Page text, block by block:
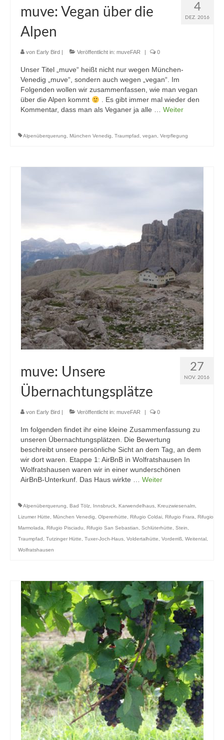
4
DEZ. 2016
muve: Vegan über die
Alpen
von Early Bird Veröffentlicht in: muveFAR 0
Unser Titel „muve“ heißt nicht nur wegen München-
Venedig „muve“, sondern auch wegen „vegan“. Im
Folgenden wollen wir zusammenfassen, wie man vegan
über die Alpen kommt
. Es gibt immer mal wieder den
Kommentar, dass man als Veganer ja alle … Weiter
Alpenüberquerung, München Venedig, Traumpfad, vegan, Verpflegung
27
NOV. 2016
muve: Unsere
Übernachtungsplätze
von Early Bird Veröffentlicht in: muveFAR 0
Im folgenden findet ihr eine kleine Zusammenfassung zu
unseren Übernachtungsplätzen. Die Bewertung
beschreibt unsere persönliche Sicht an dem Tag, an dem
wir dort waren. Etappe 1: AirBnB in Wolfratshausen In
Wolfratshausen waren wir in einer wunderschönen
AirBnB-Unterkunf. Das Haus wirkte … Weiter
Alpenüberquerung, Bad Tölz, Innsbruck, Karwendelhaus, Kreuzwiesenalm,
Lizumer Hütte, München Venedig, Olpererhütte, Rifugio Coldai, Rifugio Frara, Rifugio
Marmolada, Rifugio Pisciadu, Rifugio San Sebastian, Schlüterhütte, Stein,
Traumpfad, Tutzinger Hütte, Tuxer-Joch-Haus, Voldertalhütte, Vorderriß, Weitental,
Wolfratshausen